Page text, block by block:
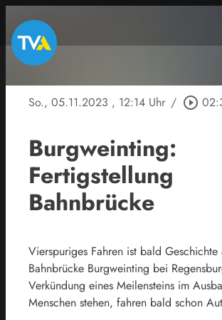
So., 05.11.2023 , 12:14 Uhr / play_circle_outline
Burgweinting:
Fertigstellung
Bahnbrücke
Vierspuriges Fahren ist bald
Bahnbrücke Burgweinting bei
Verkündung eines Meilensteins im
Menschen stehen, fahren bald schon